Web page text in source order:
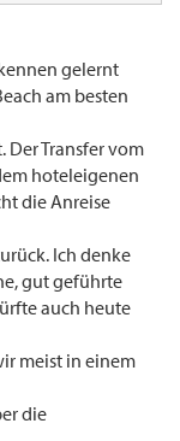
gelernt
am besten
Der Transfer vom
hoteleigenen
die Anreise
Ich denke
gut geführte
auch heute
meist in einem
die